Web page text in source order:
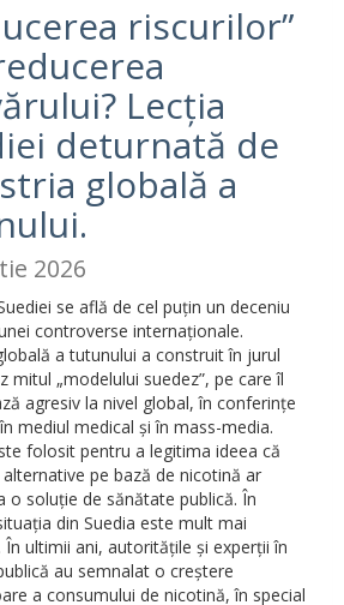
riscurilor”
Lecția
deturnată de
globală a
2026
se află de cel puțin un deceniu
controverse internaționale.
a tutunului a construit în jurul
mitul „modelului suedez”, pe care îl
agresiv la nivel global, în conferințe
mediul medical și în mass-media.
folosit pentru a legitima ideea că
pe bază de nicotină ar
o soluție de sănătate publică. În
din Suedia este mult mai
În ultimii ani, autoritățile și experții în
au semnalat o creștere
a consumului de nicotină, în special